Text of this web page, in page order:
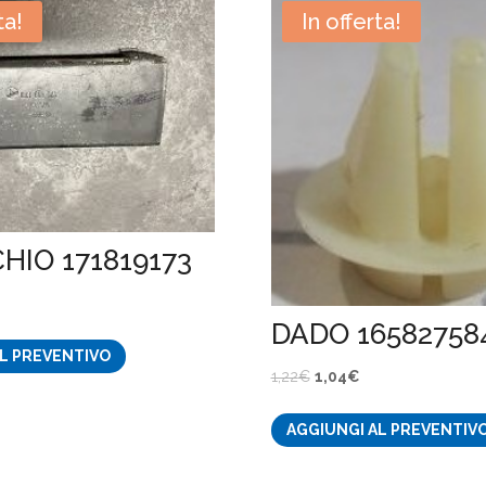
171819173
PREVENTIVO
In offerta!
DADO
1,22€ Il
originale
1,04€Il
attuale
AGGIUNGI AL